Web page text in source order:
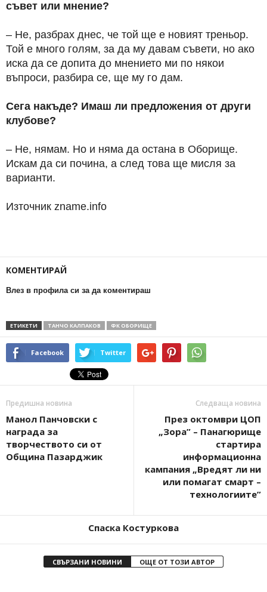
съвет или мнение?
– Не, разбрах днес, че той ще е новият треньор.
Той е много голям, за да му давам съвети, но ако
иска да се допита до мнението ми по някои
въпроси, разбира се, ще му го дам.
Сега накъде? Имаш ли предложения от други
клубове?
– Не, нямам. Но и няма да остана в Оборище.
Искам да си почина, а след това ще мисля за
варианти.
Източник zname.info
КОМЕНТИРАЙ
Влез в профила си за да коментираш
ЕТИКЕТИ ТАНЧО КАЛПАКОВ ФК ОБОРИЩЕ
Facebook Twitter
Предишна новина
Манол Панчовски с
награда за
творчеството си от
Община Пазарджик
Следваща новина
През октомври ЦОП
„Зора” – Панагюрище
стартира
информационна
кампания „Вредят ли ни
или помагат смарт –
технологиите”
Спаска Костуркова
СВЪРЗАНИ НОВИНИ ОЩЕ ОТ ТОЗИ АВТОР